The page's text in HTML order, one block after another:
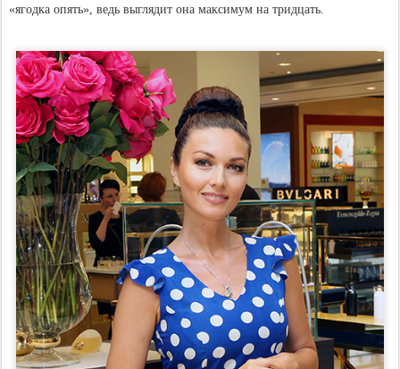
«ягодка опять», ведь выглядит она максимум на тридцать.